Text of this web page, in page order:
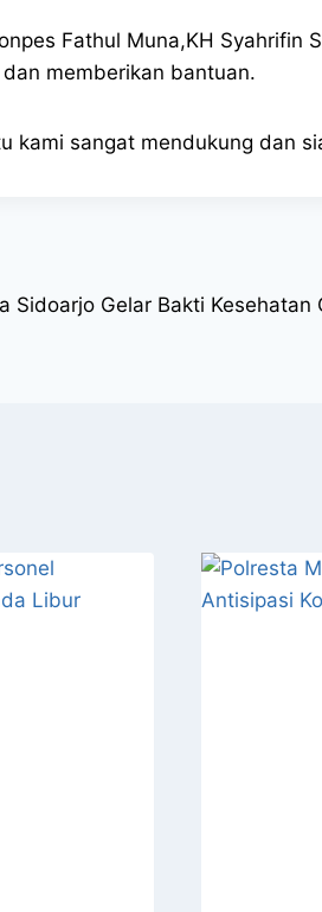
Fathul Muna,KH
memberikan bantuan.
kami sangat mendukung dan
Sidoarjo Gelar Bakti Kesehatan